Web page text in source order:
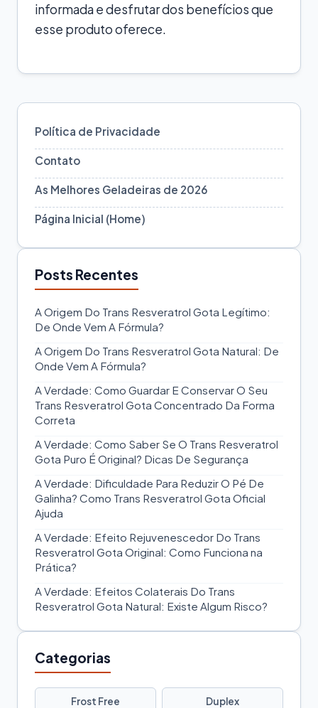
informada e desfrutar dos benefícios que
esse produto oferece.
Política de Privacidade
Contato
As Melhores Geladeiras de 2026
Página Inicial (Home)
Posts Recentes
A Origem Do Trans Resveratrol Gota Legítimo:
De Onde Vem A Fórmula?
A Origem Do Trans Resveratrol Gota Natural: De
Onde Vem A Fórmula?
A Verdade: Como Guardar E Conservar O Seu
Trans Resveratrol Gota Concentrado Da Forma
Correta
A Verdade: Como Saber Se O Trans Resveratrol
Gota Puro É Original? Dicas De Segurança
A Verdade: Dificuldade Para Reduzir O Pé De
Galinha? Como Trans Resveratrol Gota Oficial
Ajuda
A Verdade: Efeito Rejuvenescedor Do Trans
Resveratrol Gota Original: Como Funciona na
Prática?
A Verdade: Efeitos Colaterais Do Trans
Resveratrol Gota Natural: Existe Algum Risco?
Categorias
Frost Free Duplex